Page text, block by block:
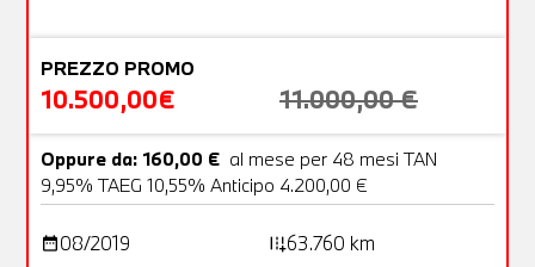
PREZZO PROMO
10.500,00€ 11.000,00 €
Oppure da: 160,00 € al mese per 48 mesi TAN
9,95% TAEG 10,55% Anticipo 4.200,00 €
date_range08/2019 add_road63.760 km